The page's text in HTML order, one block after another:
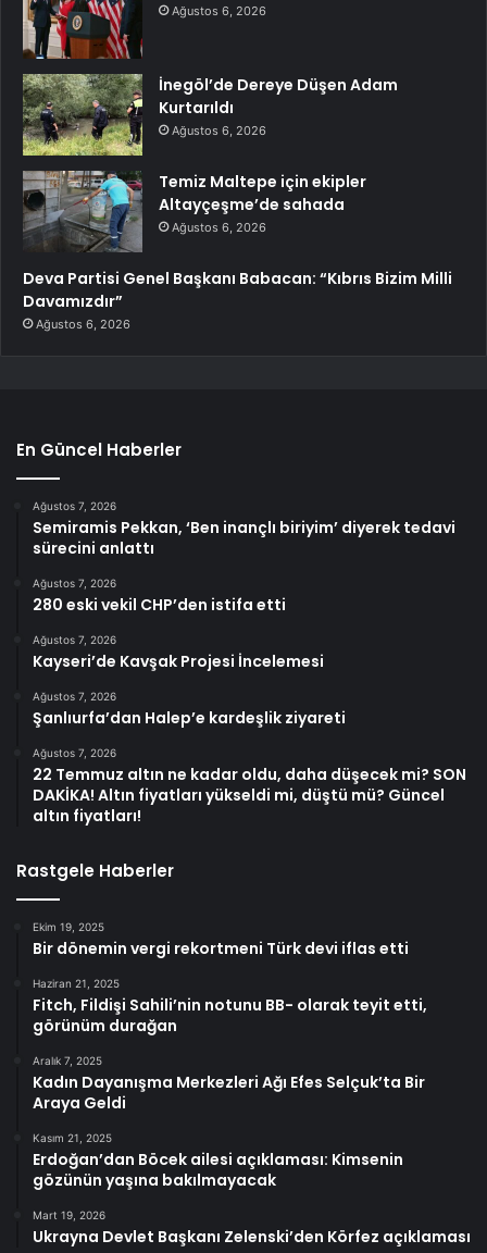
Ağustos 6, 2026
İnegöl’de Dereye Düşen Adam
Kurtarıldı
Ağustos 6, 2026
Temiz Maltepe için ekipler
Altayçeşme’de sahada
Ağustos 6, 2026
Deva Partisi Genel Başkanı Babacan: “Kıbrıs Bizim Milli
Davamızdır”
Ağustos 6, 2026
En Güncel Haberler
Ağustos 7, 2026
Semiramis Pekkan, ‘Ben inançlı biriyim’ diyerek tedavi
sürecini anlattı
Ağustos 7, 2026
280 eski vekil CHP’den istifa etti
Ağustos 7, 2026
Kayseri’de Kavşak Projesi İncelemesi
Ağustos 7, 2026
Şanlıurfa’dan Halep’e kardeşlik ziyareti
Ağustos 7, 2026
22 Temmuz altın ne kadar oldu, daha düşecek mi? SON
DAKİKA! Altın fiyatları yükseldi mi, düştü mü? Güncel
altın fiyatları!
Rastgele Haberler
Ekim 19, 2025
Bir dönemin vergi rekortmeni Türk devi iflas etti
Haziran 21, 2025
Fitch, Fildişi Sahili’nin notunu BB- olarak teyit etti,
görünüm durağan
Aralık 7, 2025
Kadın Dayanışma Merkezleri Ağı Efes Selçuk’ta Bir
Araya Geldi
Kasım 21, 2025
Erdoğan’dan Böcek ailesi açıklaması: Kimsenin
gözünün yaşına bakılmayacak
Mart 19, 2026
Ukrayna Devlet Başkanı Zelenski’den Körfez açıklaması